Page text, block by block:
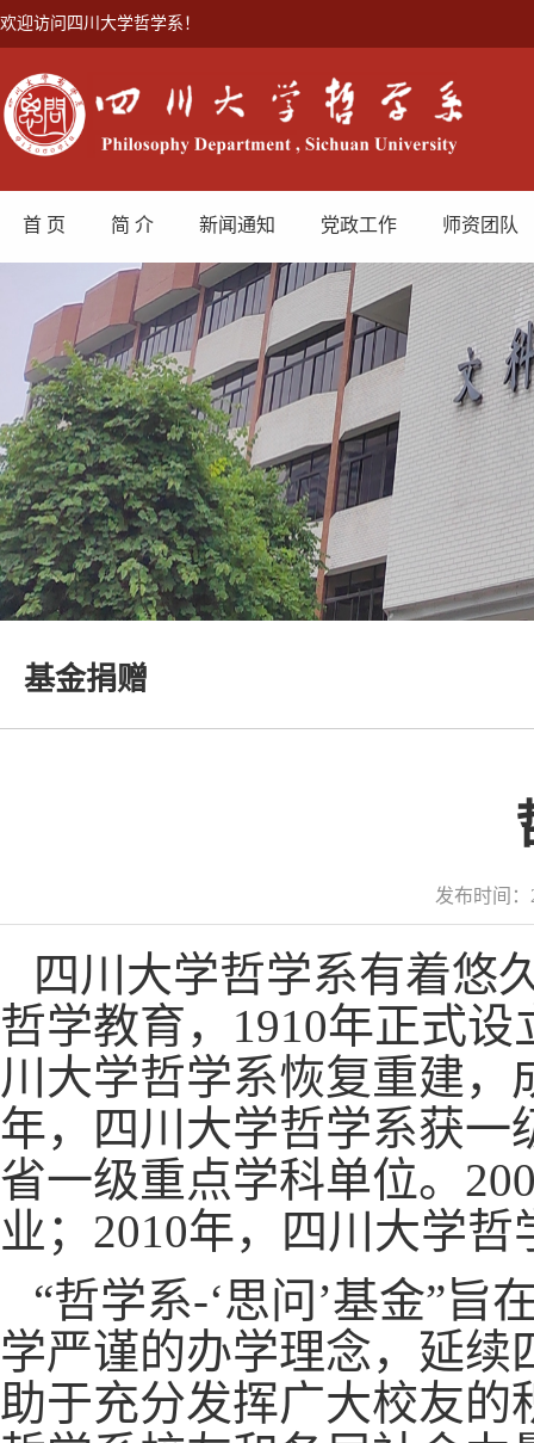
欢迎访问四川大学哲学系！
首 页 简 介 新闻通知 党政工作 师资团队
基金捐赠
发布时间
四川大学哲学系有着悠
哲学教育，1910年正式
川大学哲学系恢复重建，
年，四川大学哲学系获一
省一级重点学科单位。
业；2010年，四川大学
“哲学系-‘思问’基金”
学严谨的办学理念，延
助于充分发挥广大校友的